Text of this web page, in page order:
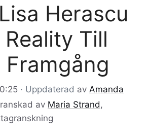
Herascu
Till
Framgång
· Uppdaterad av Amanda
av Maria Strand ,